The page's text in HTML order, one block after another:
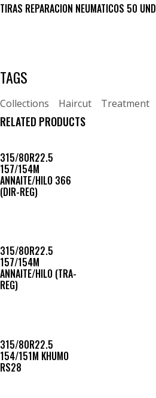
TIRAS REPARACION NEUMATICOS 50 UND
TAGS
Collections Haircut Treatment
RELATED PRODUCTS
315/80R22.5
157/154M
ANNAITE/HILO 366
(DIR-REG)
315/80R22.5
157/154M
ANNAITE/HILO (TRA-
REG)
315/80R22.5
154/151M KHUMO
RS28